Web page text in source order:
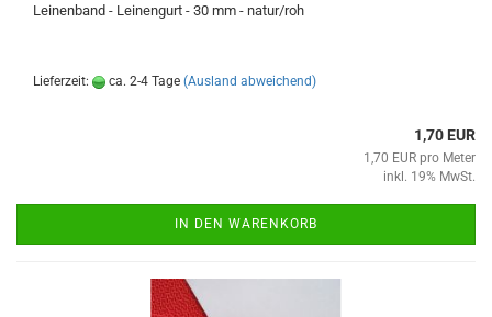
Leinenband - Leinengurt - 30 mm - natur/roh
Lieferzeit: ca. 2-4 Tage (Ausland abweichend)
1,70 EUR
1,70 EUR pro Meter
inkl. 19% MwSt.
IN DEN WARENKORB